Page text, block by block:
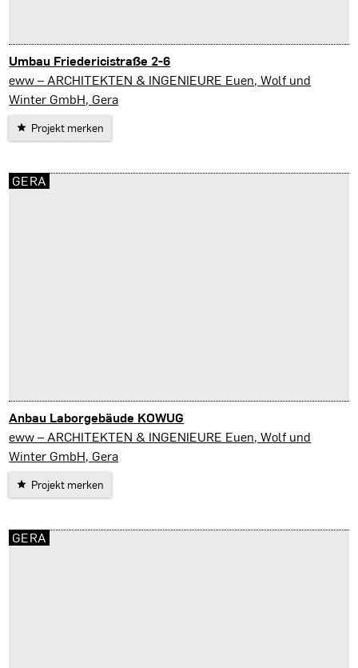
Umbau Friedericistraße 2-6
Gera
eww – ARCHITEKTEN & INGENIEURE Euen, Wolf und
Winter GmbH, Gera
Projekt merken
Anbau Laborgebäude KOWUG
Gera
eww – ARCHITEKTEN & INGENIEURE Euen, Wolf und
Winter GmbH, Gera
Projekt merken
GERA
GERA